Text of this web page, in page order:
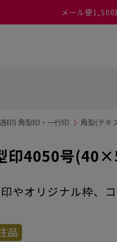
メール便
印) 角型印・一行印 〉角型(テキ
印4050号
やオリジナル枠、